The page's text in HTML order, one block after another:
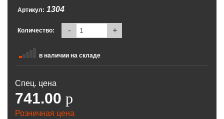
Артикул: 1304
Количество: - +
в наличии на складе
Спец. цена
741.00 p
Розничная цена